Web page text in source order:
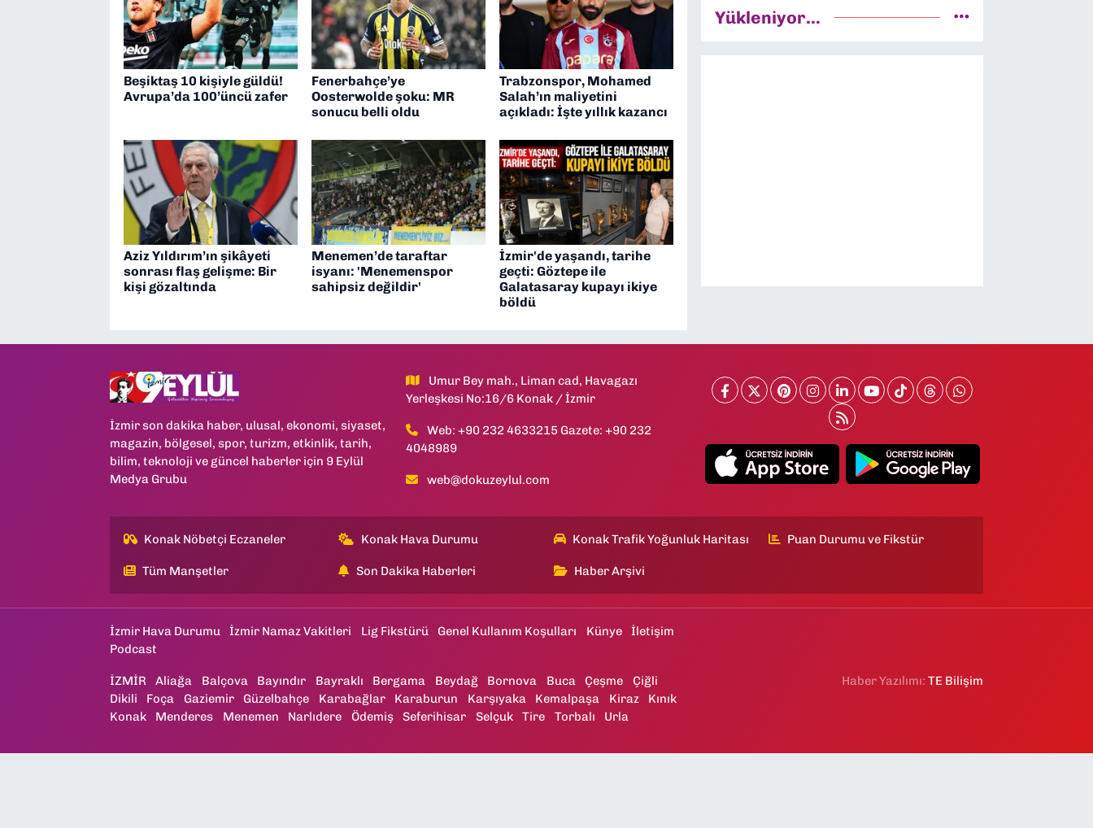
Beşiktaş 10 kişiyle güldü!
Avrupa’da 100’üncü zafer
Fenerbahçe’ye
Oosterwolde şoku: MR
sonucu belli oldu
Trabzonspor, Mohamed
Salah’ın maliyetini
açıkladı: İşte yıllık kazancı
Aziz Yıldırım’ın şikâyeti
sonrası flaş gelişme: Bir
kişi gözaltında
Menemen’de taraftar
isyanı: 'Menemenspor
sahipsiz değildir'
İzmir'de yaşandı, tarihe
geçti: Göztepe ile
Galatasaray kupayı ikiye
böldü
Yükleniyor...
İzmir son dakika haber, ulusal, ekonomi, siyaset,
magazin, bölgesel, spor, turizm, etkinlik, tarih,
bilim, teknoloji ve güncel haberler için 9 Eylül
Medya Grubu
Umur Bey mah., Liman cad, Havagazı
Yerleşkesi No:16/6 Konak / İzmir
Web: +90 232 4633215 Gazete: +90 232
4048989
web@dokuzeylul.com
Konak Nöbetçi Eczaneler Konak Hava Durumu Konak Trafik Yoğunluk Haritası Puan Durumu ve Fikstür
Tüm Manşetler Son Dakika Haberleri Haber Arşivi
İzmir Hava Durumu İzmir Namaz Vakitleri Lig Fikstürü Genel Kullanım Koşulları Künye
İletişim
Podcast
İZMİR Aliağa Balçova Bayındır Bayraklı Bergama Beydağ Bornova Buca Çeşme
Çiğli
Dikili
Foça Gaziemir Güzelbahçe Karabağlar Karaburun Karşıyaka Kemalpaşa Kiraz
Kınık
Konak
Menderes Menemen Narlıdere Ödemiş Seferihisar Selçuk Tire Torbalı Urla
Haber Yazılımı:TE Bilişim